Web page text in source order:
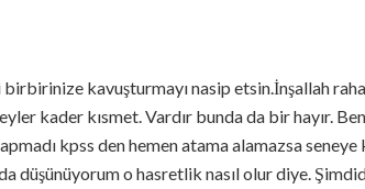
kavuşturmayı nasip etsin.İnşallah
kader kısmet. Vardır bunda da bir hayır.
kpss den hemen atama alamazsa seneye
düşünüyorum o hasretlik nasıl olur diye.